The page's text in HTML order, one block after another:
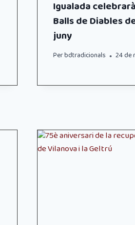
Igualada
Balls de Diables
juny
Perbdtradicionals 24 de